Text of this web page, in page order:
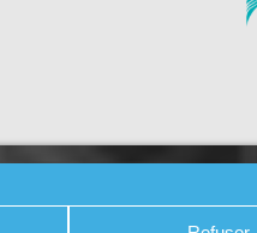
PHOTOS / WEB TV